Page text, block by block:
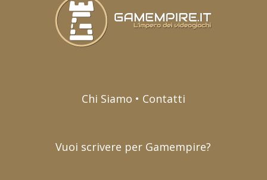
Chi Siamo • Contatti
Vuoi scrivere per Gamempire?